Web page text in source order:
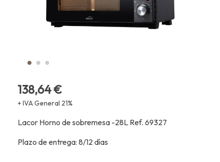
138,64 €
+ IVA General 21%
Lacor Horno de sobremesa -28L Ref. 69327
Plazo de entrega: 8/12 días